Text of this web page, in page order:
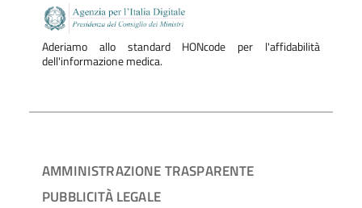
Aderiamo allo standard HONcode per l'affidabilità
dell'informazione medica.
AMMINISTRAZIONE TRASPARENTE
PUBBLICITÀ LEGALE